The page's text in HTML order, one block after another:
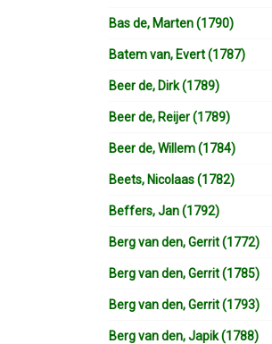
Bas de, Marten (1790)
Batem van, Evert (1787)
Beer de, Dirk (1789)
Beer de, Reijer (1789)
Beer de, Willem (1784)
Beets, Nicolaas (1782)
Beffers, Jan (1792)
Berg van den, Gerrit (1772)
Berg van den, Gerrit (1785)
Berg van den, Gerrit (1793)
Berg van den, Japik (1788)